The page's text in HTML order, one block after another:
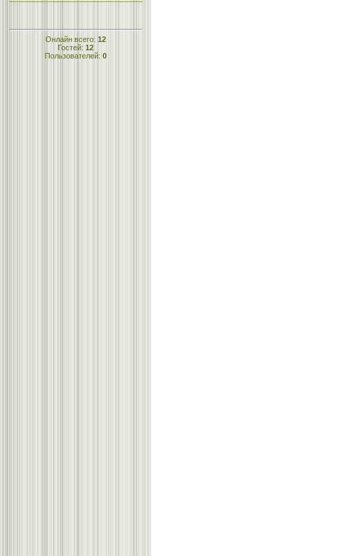
Онлайн всего: 12
Гостей: 12
Пользователей: 0